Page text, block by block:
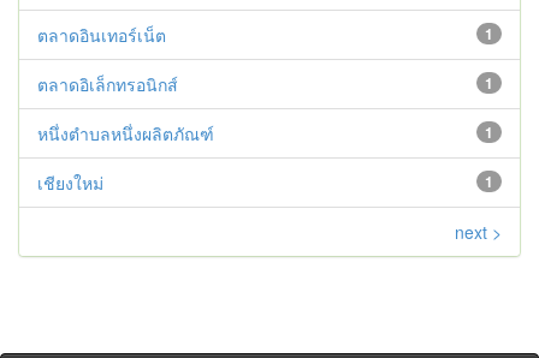
1
ตลาดอินเทอร์เน็ต
1
ตลาดอิเล็กทรอนิกส์
1
หนึ่งตำบลหนึ่งผลิตภัณฑ์
1
เชียงใหม่
next >